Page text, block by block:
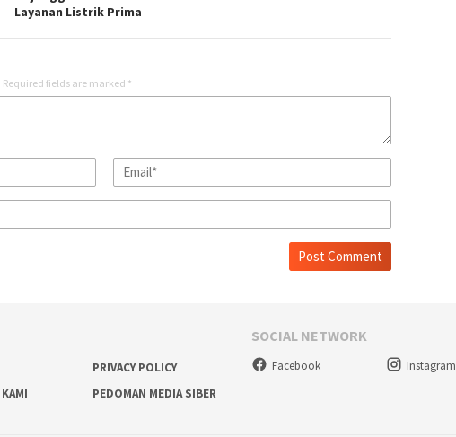
Layanan Listrik Prima
Required fields are marked *
PRIVACY POLICY
PEDOMAN MEDIA SIBER
SOCIAL NETWORK
Facebook Instagram